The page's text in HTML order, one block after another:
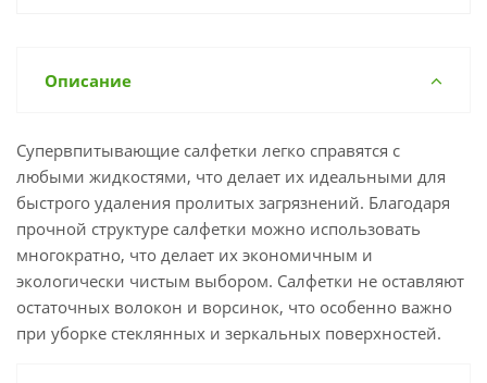
Описание
Супервпитывающие салфетки легко справятся с
любыми жидкостями, что делает их идеальными для
быстрого удаления пролитых загрязнений. Благодаря
прочной структуре салфетки можно использовать
многократно, что делает их экономичным и
экологически чистым выбором. Салфетки не оставляют
остаточных волокон и ворсинок, что особенно важно
при уборке стеклянных и зеркальных поверхностей.